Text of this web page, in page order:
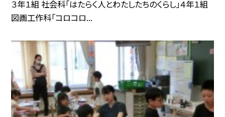
３年１組 社会科「はたらく人とわたしたちのくらし」４年１組
図画工作科「コロコロ...